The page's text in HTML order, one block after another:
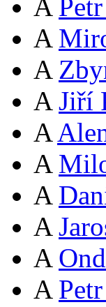
A
A
A
A Jiří
A
A
A
A
A
A